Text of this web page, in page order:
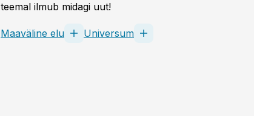
teemal ilmub midagi uut!
Maaväline elu Universum